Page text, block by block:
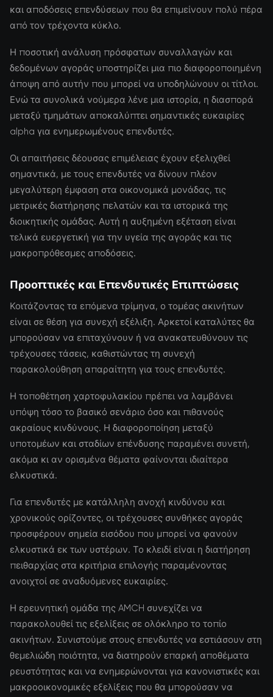
και αποδόσεις επενδύσεων που θα επιμείνουν πολύ πέρα
από τον τρέχοντα κύκλο.
Η ποσοτική ανάλυση πρόσφατων συναλλαγών και
δεδομένων αγοράς υποστηρίζει μια πιο διαφοροποιημένη
άποψη από αυτήν που μπορεί να υποδηλώνουν οι τίτλοι.
Ενώ τα συνολικά νούμερα λένε μια ιστορία, η διασπορά
μεταξύ τμημάτων αποκαλύπτει σημαντικές ευκαιρίες
alpha για ενημερωμένους επενδυτές.
Οι απαιτήσεις δέουσας επιμέλειας έχουν εξελιχθεί
σημαντικά, με τους επενδυτές να δίνουν πλέον
μεγαλύτερη έμφαση στα οικονομικά μονάδας, τις
μετρικές διατήρησης πελατών και τα ιστορικά της
διοικητικής ομάδας. Αυτή η αυξημένη εξέταση είναι
τελικά ευεργετική για την υγεία της αγοράς και τις
μακροπρόθεσμες αποδόσεις.
Προοπτικές και Επενδυτικές Επιπτώσεις
Κοιτάζοντας τα επόμενα τρίμηνα, ο τομέας ακινήτων
είναι σε θέση για συνεχή εξέλιξη. Αρκετοί καταλύτες θα
μπορούσαν να επιταχύνουν ή να ανακατευθύνουν τις
τρέχουσες τάσεις, καθιστώντας τη συνεχή
παρακολούθηση απαραίτητη για τους επενδυτές.
Η τοποθέτηση χαρτοφυλακίου πρέπει να λαμβάνει
υπόψη τόσο το βασικό σενάριο όσο και πιθανούς
ακραίους κινδύνους. Η διαφοροποίηση μεταξύ
υποτομέων και σταδίων επένδυσης παραμένει συνετή,
ακόμα κι αν ορισμένα θέματα φαίνονται ιδιαίτερα
ελκυστικά.
Για επενδυτές με κατάλληλη ανοχή κινδύνου και
χρονικούς ορίζοντες, οι τρέχουσες συνθήκες αγοράς
προσφέρουν σημεία εισόδου που μπορεί να φανούν
ελκυστικά εκ των υστέρων. Το κλειδί είναι η διατήρηση
πειθαρχίας στα κριτήρια επιλογής παραμένοντας
ανοιχτοί σε αναδυόμενες ευκαιρίες.
Η ερευνητική ομάδα της AMCH συνεχίζει να
παρακολουθεί τις εξελίξεις σε ολόκληρο το τοπίο
ακινήτων. Συνιστούμε στους επενδυτές να εστιάσουν στη
θεμελιώδη ποιότητα, να διατηρούν επαρκή αποθέματα
ρευστότητας και να ενημερώνονται για κανονιστικές και
μακροοικονομικές εξελίξεις που θα μπορούσαν να